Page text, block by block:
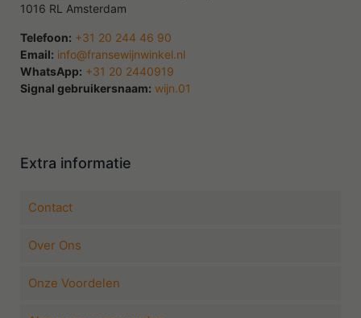
1016 RL Amsterdam
Telefoon: +31 20 244 46 90
Email: info@fransewijnwinkel.nl
WhatsApp: +31 20 2440919
Signal gebruikersnaam: wijn.01
Extra informatie
Contact
Over Ons
Onze Voordelen